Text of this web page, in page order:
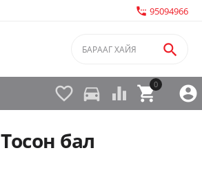
settings_phone 95094966


0

 directions_car 
Тосон бал